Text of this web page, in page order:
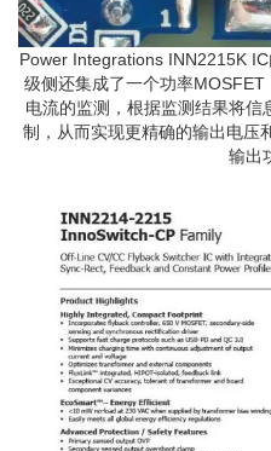
Power Integrations INN2215K
级侧还集成了一个功率
电流的监测，根据监测结果将
制，从而实现更精确的输出电压
输出